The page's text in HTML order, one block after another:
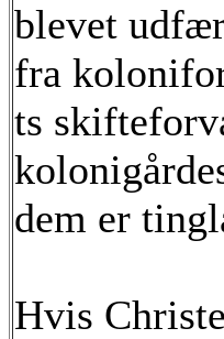
blevet
fra
ts
dem er
Hvis